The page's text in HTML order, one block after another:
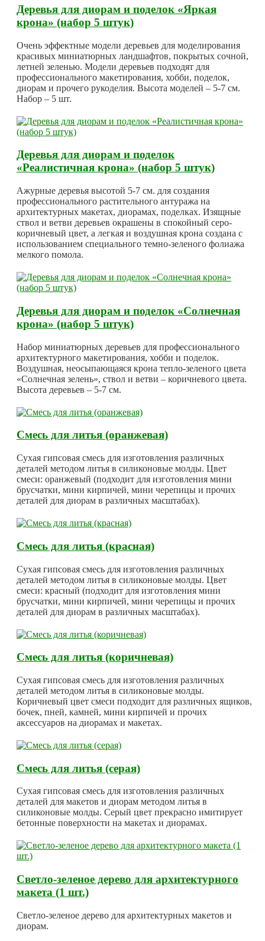
Деревья для диорам и поделок «Яркая
крона» (набор 5 штук)
Очень эффектные модели деревьев для моделирования
красивых миниатюрных ландшафтов, покрытых сочной,
летней зеленью. Модели деревьев подходят для
профессионального макетирования, хобби, поделок,
диорам и прочего рукоделия. Высота моделей – 5-7 см.
Набор – 5 шт.
Деревья для диорам и поделок
«Реалистичная крона» (набор 5 штук)
Ажурные деревья высотой 5-7 см. для создания
профессионального растительного антуража на
архитектурных макетах, диорамах, поделках. Изящные
ствол и ветви деревьев окрашены в спокойный серо-
коричневый цвет, а легкая и воздушная крона создана с
использованием специального темно-зеленого фолиажа
мелкого помола.
Деревья для диорам и поделок «Солнечная
крона» (набор 5 штук)
Набор миниатюрных деревьев для профессионального
архитектурного макетирования, хобби и поделок.
Воздушная, неосыпающаяся крона тепло-зеленого цвета
«Солнечная зелень», ствол и ветви – коричневого цвета.
Высота деревьев – 5-7 см.
Смесь для литья (оранжевая)
Сухая гипсовая смесь для изготовления различных
деталей методом литья в силиконовые молды. Цвет
смеси: оранжевый (подходит для изготовления мини
брусчатки, мини кирпичей, мини черепицы и прочих
деталей для диорам в различных масштабах).
Смесь для литья (красная)
Сухая гипсовая смесь для изготовления различных
деталей методом литья в силиконовые молды. Цвет
смеси: красный (подходит для изготовления мини
брусчатки, мини кирпичей, мини черепицы и прочих
деталей для диорам в различных масштабах).
Смесь для литья (коричневая)
Сухая гипсовая смесь для изготовления различных
деталей методом литья в силиконовые молды.
Коричневый цвет смеси подходит для различных ящиков,
бочек, пней, камней, мини кирпичей и прочих
аксессуаров на диорамах и макетах.
Смесь для литья (серая)
Сухая гипсовая смесь для изготовления различных
деталей для макетов и диорам методом литья в
силиконовые молды. Серый цвет прекрасно имитирует
бетонные поверхности на макетах и диорамах.
Светло-зеленое дерево для архитектурного
макета (1 шт.)
Светло-зеленое дерево для архитектурных макетов и
диорам.